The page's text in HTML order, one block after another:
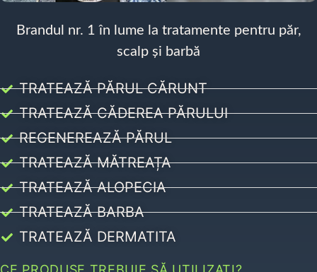
Brandul nr. 1 în lume la tratamente pentru păr,
scalp și barbă
TRATEAZĂ PĂRUL CĂRUNT
TRATEAZĂ CĂDEREA PĂRULUI
REGENEREAZĂ PĂRUL
TRATEAZĂ MĂTREAȚA
TRATEAZĂ ALOPECIA
TRATEAZĂ BARBA
TRATEAZĂ DERMATITA